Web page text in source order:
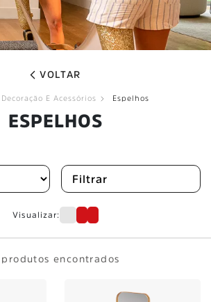
VOLTAR
Decoração E Acessórios Espelhos
ESPELHOS
Filtrar
Visualizar:
produtos encontrados